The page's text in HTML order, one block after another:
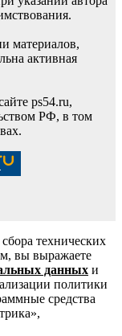
материалов,
активная
ps54.ru,
РФ, в том
технических
вы выражаете
данных и
политики
средства